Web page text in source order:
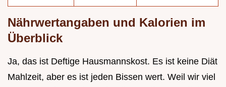
Nährwertangaben und Kalorien im
Überblick
Ja, das ist Deftige Hausmannskost. Es ist keine Diät
Mahlzeit, aber es ist jeden Bissen wert. Weil wir viel